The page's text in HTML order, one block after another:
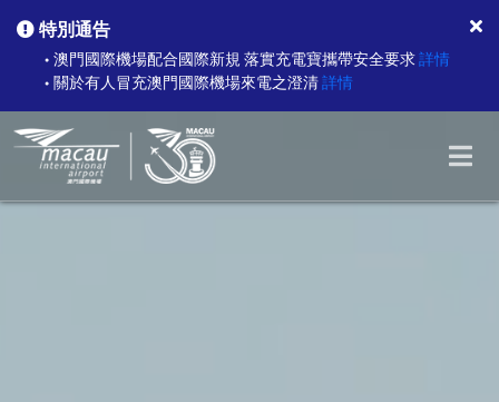
特別通告
● 澳門國際機場配合國際新規 落實充電寶攜帶安全要求詳情
● 關於有人冒充澳門國際機場來電之澄清詳情